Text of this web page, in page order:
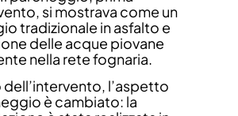
si mostrava come un
tradizionale in asfalto e
delle acque piovane
nella rete fognaria.
l’aspetto
è cambiato: la